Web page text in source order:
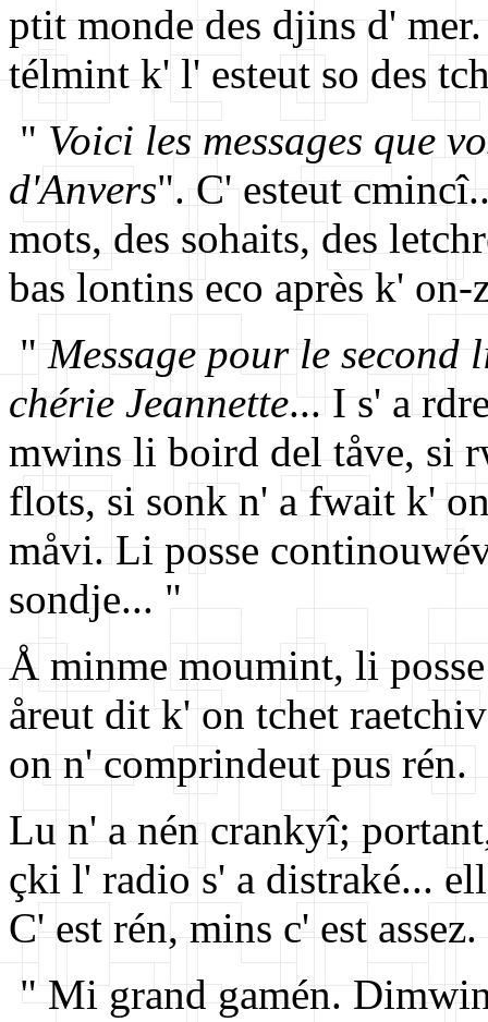
ptit monde des djins d'
télmint k' l' esteut so des
" Voici les messages que
d'Anvers". C' esteut
mots, des sohaits, des
bas lontins eco après k' on-
" Message pour le second
chérie Jeannette... I s' a
mwins li boird del tåve, si
flots, si sonk n' a fwait k'
måvi. Li posse
sondje... "
Å minme moumint, li
åreut dit k' on tchet
on n' comprindeut pus rén.
Lu n' a nén crankyî;
çki l' radio s' a distraké...
C' est rén, mins c' est assez.
" Mi grand gamén.